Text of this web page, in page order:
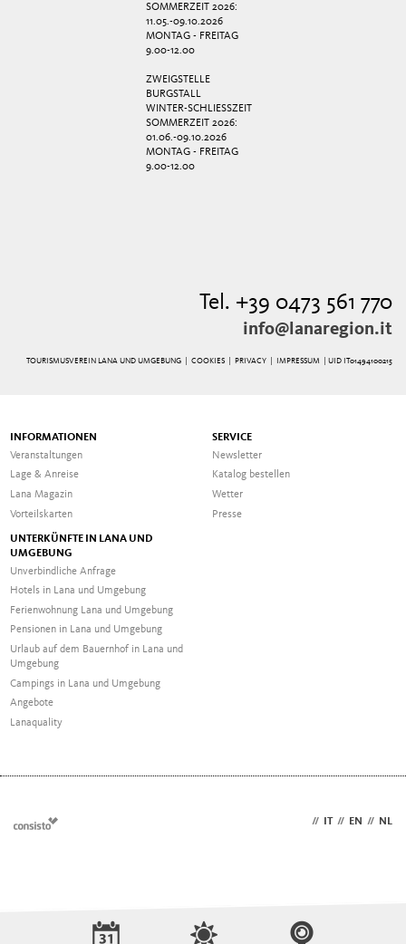
SOMMERZEIT 2026:
11.05.-09.10.2026
MONTAG - FREITAG
9.00-12.00
ZWEIGSTELLE
BURGSTALL
WINTER-SCHLIESSZEIT
SOMMERZEIT 2026:
01.06.-09.10.2026
MONTAG - FREITAG
9.00-12.00
Tel. +39 0473 561 770
info@lanaregion.it
TOURISMUSVEREIN LANA UND UMGEBUNG | COOKIES| PRIVACY| IMPRESSUM | UID IT01494100215
INFORMATIONEN
Veranstaltungen
Lage & Anreise
Lana Magazin
Vorteilskarten
SERVICE
Newsletter
Katalog bestellen
Wetter
Presse
UNTERKÜNFTE IN LANA UND
UMGEBUNG
Unverbindliche Anfrage
Hotels in Lana und Umgebung
Ferienwohnung Lana und Umgebung
Pensionen in Lana und Umgebung
Urlaub auf dem Bauernhof in Lana und
Umgebung
Campings in Lana und Umgebung
Angebote
Lanaquality
// // EN // NL